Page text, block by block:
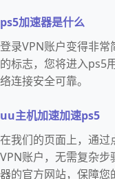
ps5加速器是什么
登录VPN账户变得非
的标志，您将进入ps5
络连接安全可靠。
uu主机加速加速ps5
在我们的页面上，通
VPN账户，无需复杂
器的官方网站，保障您